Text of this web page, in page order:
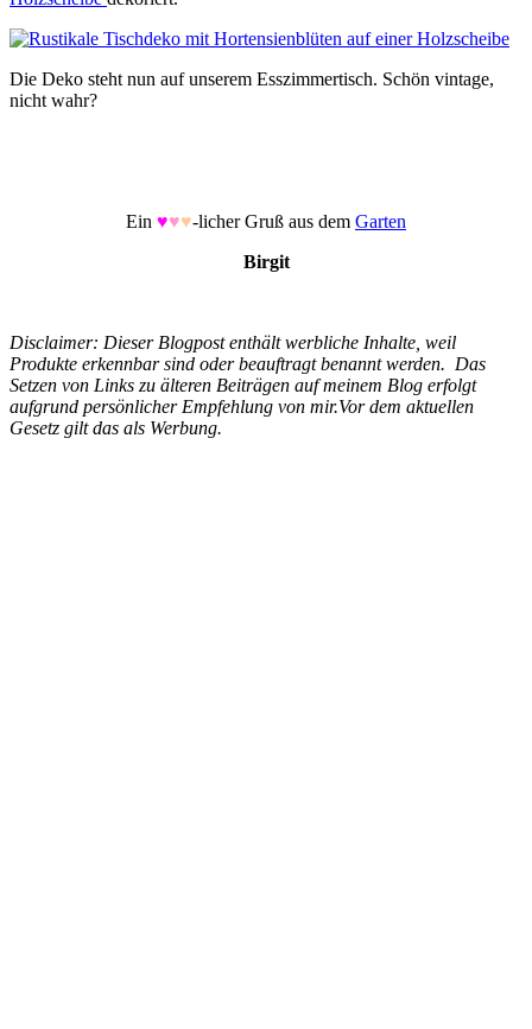
Die Deko steht nun auf unserem Esszimmertisch. Schön vintage,
nicht wahr?
Ein ♥♥♥-licher Gruß aus dem Garten
Birgit
Disclaimer: Dieser Blogpost enthält werbliche Inhalte, weil
Produkte erkennbar sind oder beauftragt benannt werden. Das
Setzen von Links zu älteren Beiträgen auf meinem Blog erfolgt
aufgrund persönlicher Empfehlung von mir.Vor dem aktuellen
Gesetz gilt das als Werbung.